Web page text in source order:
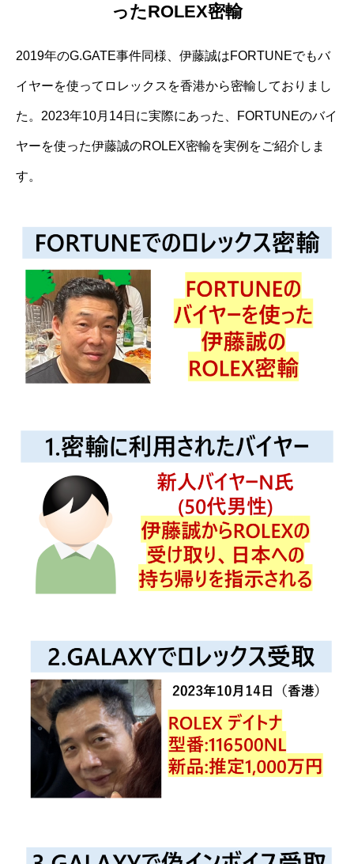
ったROLEX密輸
2019年のG.GATE事件同様、伊藤誠はFORTUNEでもバ
イヤーを使ってロレックスを香港から密輸しておりまし
た。2023年10月14日に実際にあった、FORTUNEのバイ
ヤーを使った伊藤誠のROLEX密輸を実例をご紹介しま
す。